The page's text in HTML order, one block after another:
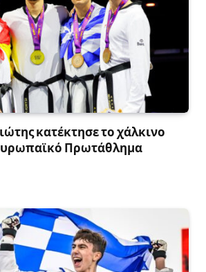
κατέκτησε το χάλκινο
Πρωτάθλημα